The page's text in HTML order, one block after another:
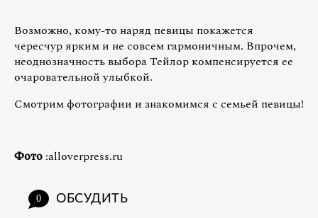
Возможно, кому-то наряд певицы покажется
чересчур ярким и не совсем гармоничным. Впрочем,
неоднозначность выбора Тейлор компенсируется ее
очаровательной улыбкой.
Смотрим фотографии и знакомимся с семьей певицы!
Фото :alloverpress.ru
0 ОБСУДИТЬ